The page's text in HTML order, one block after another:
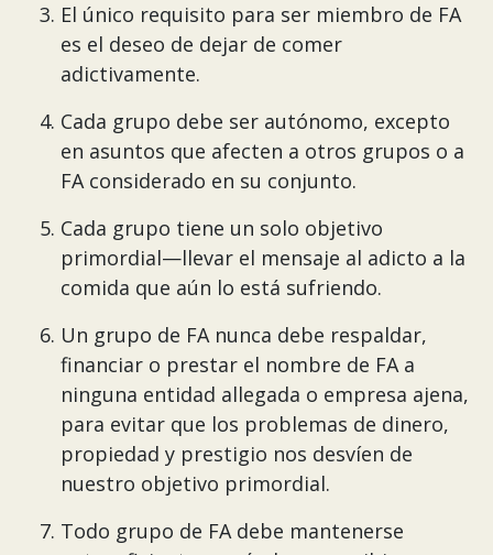
El único requisito para ser miembro de FA
es el deseo de dejar de comer
adictivamente.
Cada grupo debe ser autónomo, excepto
en asuntos que afecten a otros grupos o a
FA considerado en su conjunto.
Cada grupo tiene un solo objetivo
primordial—llevar el mensaje al adicto a la
comida que aún lo está sufriendo.
Un grupo de FA nunca debe respaldar,
financiar o prestar el nombre de FA a
ninguna entidad allegada o empresa ajena,
para evitar que los problemas de dinero,
propiedad y prestigio nos desvíen de
nuestro objetivo primordial.
Todo grupo de FA debe mantenerse